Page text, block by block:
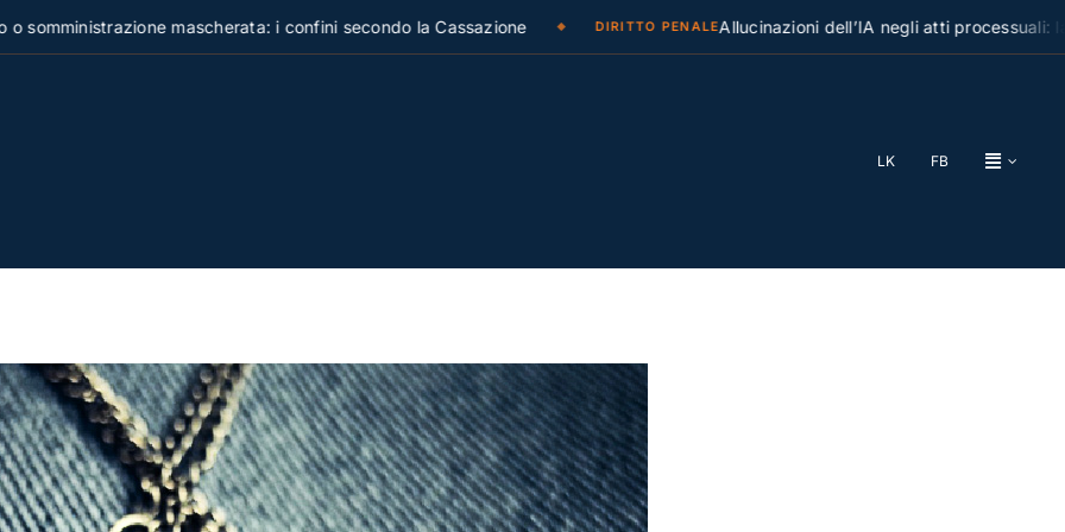
mascherata: i confini secondo la Cassazione DIRITTO PENALE Allucinazioni dell’IA negli atti processuali: la
LK FB